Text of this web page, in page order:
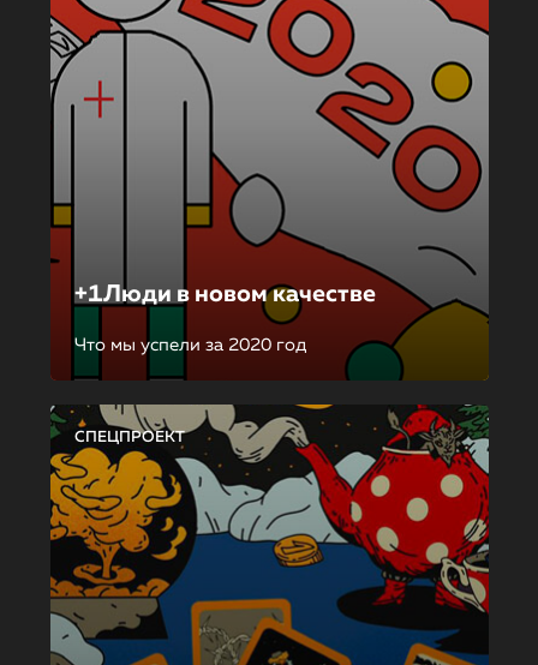
+1Люди в новом качестве
Что мы успели за 2020 год
СПЕЦПРОЕКТ